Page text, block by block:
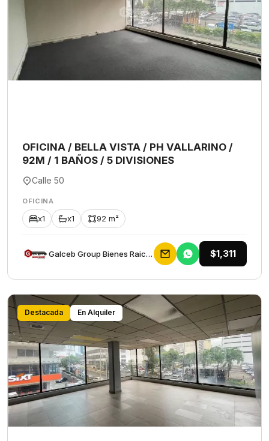
OFICINA / BELLA VISTA / PH VALLARINO /
92M / 1 BAÑOS / 5 DIVISIONES
Calle 50
OFICINA
x1 x1 92 m²
Galceb Group Bienes Raices $1,311
Destacada En Alquiler